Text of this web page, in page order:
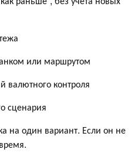
или маршрутом
валютного контроля
сценария
на один вариант. Если он не